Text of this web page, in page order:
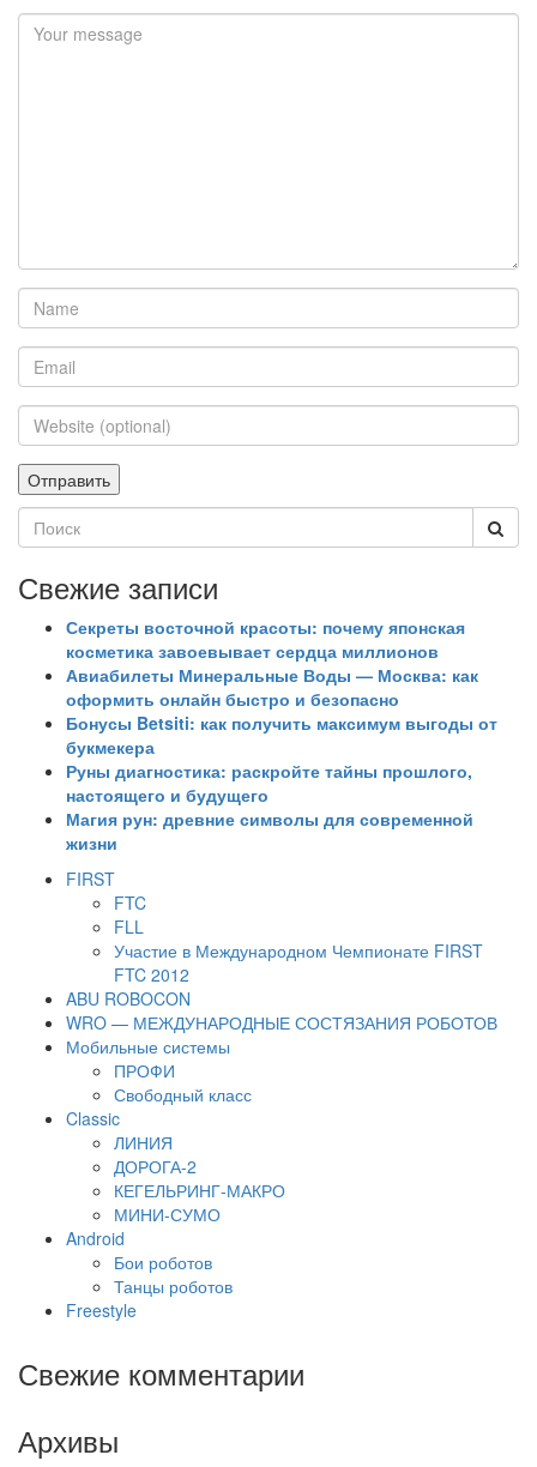
Свежие записи
Секреты восточной красоты: почему японская
косметика завоевывает сердца миллионов
Авиабилеты Минеральные Воды — Москва: как
оформить онлайн быстро и безопасно
Бонусы Betsiti: как получить максимум выгоды от
букмекера
Руны диагностика: раскройте тайны прошлого,
настоящего и будущего
Магия рун: древние символы для современной
жизни
FIRST
FTC
FLL
Участие в Международном Чемпионате FIRST
FTC 2012
ABU ROBOCON
WRO — МЕЖДУНАРОДНЫЕ СОСТЯЗАНИЯ РОБОТОВ
Мобильные системы
ПРОФИ
Свободный класс
Classic
ЛИНИЯ
ДОРОГА-2
КЕГЕЛЬРИНГ-МАКРО
МИНИ-СУМО
Android
Бои роботов
Танцы роботов
Freestyle
Свежие комментарии
Архивы